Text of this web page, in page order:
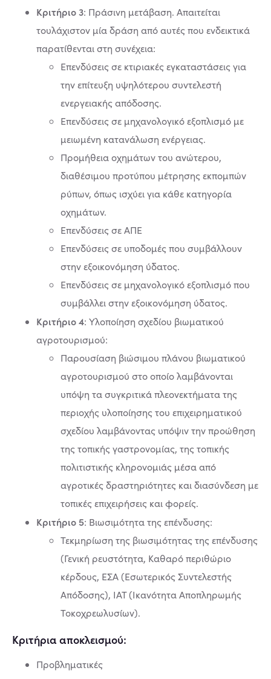
Κριτήριο 3: Πράσινη μετάβαση. Απαιτείται
τουλάχιστον μία δράση από αυτές που ενδεικτικά
παρατίθενται στη συνέχεια:
Επενδύσεις σε κτιριακές εγκαταστάσεις για
την επίτευξη υψηλότερου συντελεστή
ενεργειακής απόδοσης.
Επενδύσεις σε μηχανολογικό εξοπλισμό με
μειωμένη κατανάλωση ενέργειας.
Προμήθεια οχημάτων του ανώτερου,
διαθέσιμου προτύπου μέτρησης εκπομπών
ρύπων, όπως ισχύει για κάθε κατηγορία
οχημάτων.
Επενδύσεις σε ΑΠΕ
Επενδύσεις σε υποδομές που συμβάλλουν
στην εξοικονόμηση ύδατος.
Επενδύσεις σε μηχανολογικό εξοπλισμό που
συμβάλλει στην εξοικονόμηση ύδατος.
Κριτήριο 4: Υλοποίηση σχεδίου βιωματικού
αγροτουρισμού:
Παρουσίαση βιώσιμου πλάνου βιωματικού
αγροτουρισμού στο οποίο λαμβάνονται
υπόψη τα συγκριτικά πλεονεκτήματα της
περιοχής υλοποίησης του επιχειρηματικού
σχεδίου λαμβάνοντας υπόψιν την προώθηση
της τοπικής γαστρονομίας, της τοπικής
πολιτιστικής κληρονομιάς μέσα από
αγροτικές δραστηριότητες και διασύνδεση με
τοπικές επιχειρήσεις και φορείς.
Κριτήριο 5: Βιωσιμότητα της επένδυσης:
Τεκμηρίωση της βιωσιμότητας της επένδυσης
(Γενική ρευστότητα, Καθαρό περιθώριο
κέρδους, ΕΣΑ (Εσωτερικός Συντελεστής
Απόδοσης), ΙΑΤ (Ικανότητα Αποπληρωμής
Τοκοχρεωλυσίων).
Κριτήρια αποκλεισμού:
Προβληματικές